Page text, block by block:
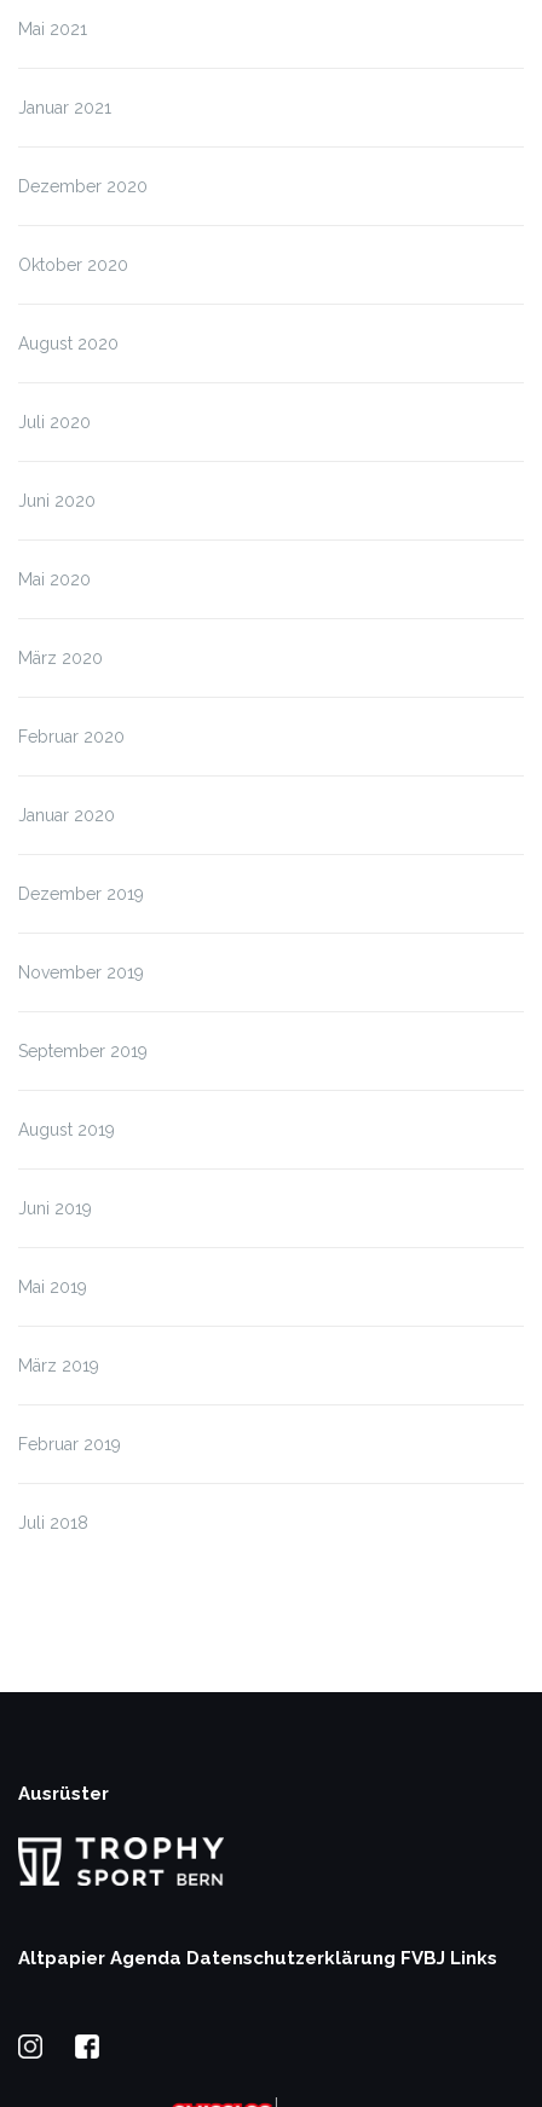
Mai 2021
Januar 2021
Dezember 2020
Oktober 2020
August 2020
Juli 2020
Juni 2020
Mai 2020
März 2020
Februar 2020
Januar 2020
Dezember 2019
November 2019
September 2019
August 2019
Juni 2019
Mai 2019
März 2019
Februar 2019
Juli 2018
Ausrüster
Altpapier Agenda Datenschutzerklärung FVBJ Links